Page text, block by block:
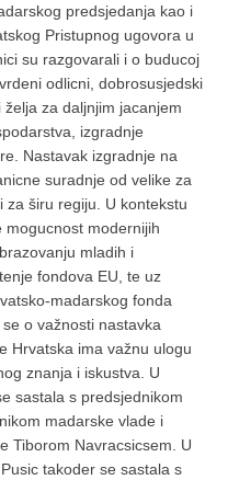
predsjedanja kao i
Pristupnog ugovora u
su razgovarali i o buducoj
odlicni, dobrosusjedski
za daljnjim jacanjem
izgradnje
Nastavak izgradnje na
suradnje od velike za
za širu regiju. U kontekstu
mogucnost modernijih
mladih i
fondova EU, te uz
madarskog fonda
se o važnosti nastavka
Hrvatska ima važnu ulogu
znanja i iskustva. U
sastala s predsjednikom
madarske vlade i
Tiborom Navracsicsem. U
takoder se sastala s